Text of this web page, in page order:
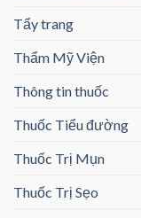
Tẩy trang
Thẩm Mỹ Viện
Thông tin thuốc
Thuốc Tiểu đường
Thuốc Trị Mụn
Thuốc Trị Sẹo